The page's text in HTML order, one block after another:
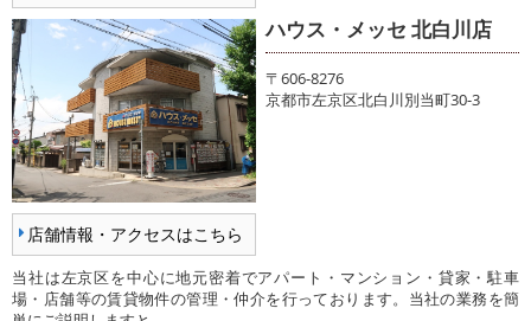
店舗情報・アクセスはこちら
ハウス・メッセ 北白川店
〒606-8276
京都市左京区北白川別当町30-3
当社は左京区を中心に地元密着でアパート・マンション・貸家・駐車
場・店舗等の賃貸物件の管理・仲介を行っております。当社の業務を簡